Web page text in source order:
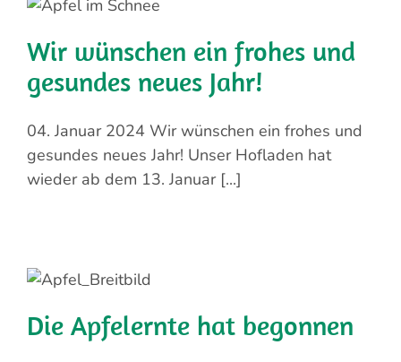
Wir wünschen ein frohes und
gesundes neues Jahr!
04. Januar 2024 Wir wünschen ein frohes und
gesundes neues Jahr! Unser Hofladen hat
wieder ab dem 13. Januar [...]
Die Apfelernte hat begonnen